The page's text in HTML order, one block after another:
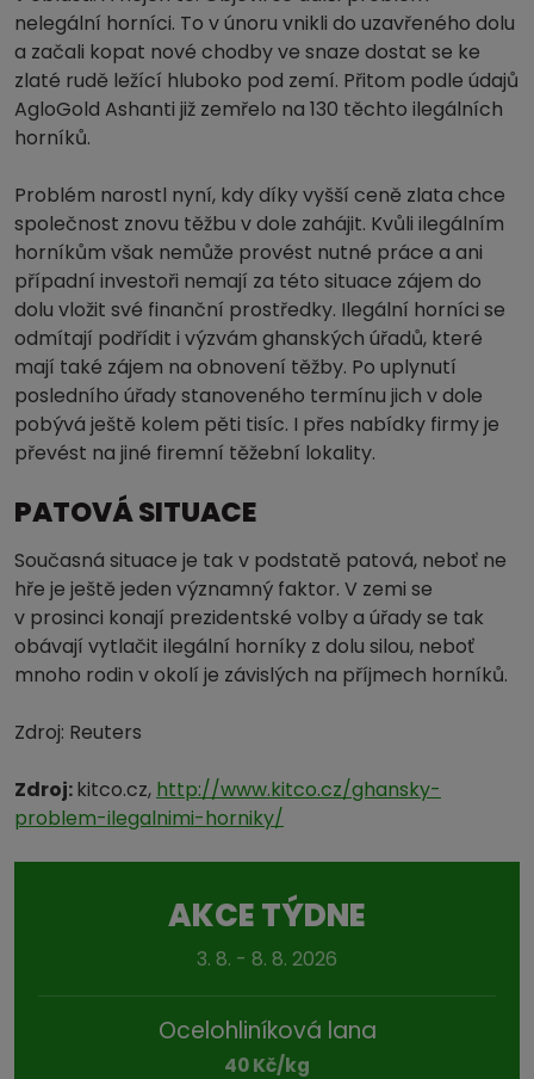
nelegální horníci. To v únoru vnikli do uzavřeného dolu
a začali kopat nové chodby ve snaze dostat se ke
zlaté rudě ležící hluboko pod zemí. Přitom podle údajů
AgloGold Ashanti již zemřelo na 130 těchto ilegálních
horníků.
Problém narostl nyní, kdy díky vyšší ceně zlata chce
společnost znovu těžbu v dole zahájit. Kvůli ilegálním
horníkům však nemůže provést nutné práce a ani
případní investoři nemají za této situace zájem do
dolu vložit své finanční prostředky. Ilegální horníci se
odmítají podřídit i výzvám ghanských úřadů, které
mají také zájem na obnovení těžby. Po uplynutí
posledního úřady stanoveného termínu jich v dole
pobývá ještě kolem pěti tisíc. I přes nabídky firmy je
převést na jiné firemní těžební lokality.
PATOVÁ SITUACE
Současná situace je tak v podstatě patová, neboť ne
hře je ještě jeden významný faktor. V zemi se
v prosinci konají prezidentské volby a úřady se tak
obávají vytlačit ilegální horníky z dolu silou, neboť
mnoho rodin v okolí je závislých na příjmech horníků.
Zdroj: Reuters
Zdroj:kitco.cz, http://www.kitco.cz/ghansky-
problem-ilegalnimi-horniky/
AKCE TÝDNE
3. 8. - 8. 8. 2026
Ocelohliníková lana
40 Kč/kg